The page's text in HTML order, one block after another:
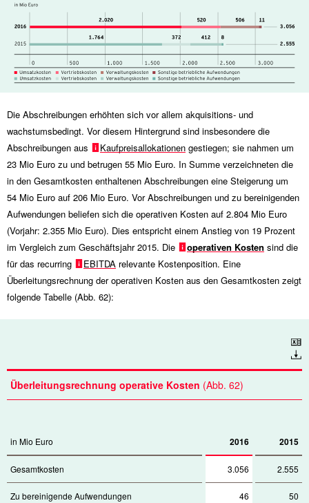
Die Abschreibungen erhöhten sich vor allem akquisitions- und
wachstumsbedingt. Vor diesem Hintergrund sind insbesondere die
Abschreibungen aus
Kaufpreisallokationen gestiegen; sie nahmen um
23 Mio Euro zu und betrugen 55 Mio Euro. In Summe verzeichneten die
in den Gesamtkosten enthaltenen Abschreibungen eine Steigerung um
54 Mio Euro auf 206 Mio Euro. Vor Abschreibungen und zu bereinigenden
Aufwendungen beliefen sich die operativen Kosten auf 2.804 Mio Euro
(Vorjahr: 2.355 Mio Euro). Dies entspricht einem Anstieg von 19 Prozent
im Vergleich zum Geschäftsjahr 2015. Die
operativen Kosten sind die
für das recurring
EBITDA relevante Kostenposition. Eine
Überleitungsrechnung der operativen Kosten aus den Gesamtkosten zeigt
folgende Tabelle (Abb. 62):
Download
Überleitungsrechnung operative Kosten (Abb. 62)
in Mio Euro 2016 2015
Gesamtkosten 3.056 2.555
Zu bereinigende Aufwendungen 46 50